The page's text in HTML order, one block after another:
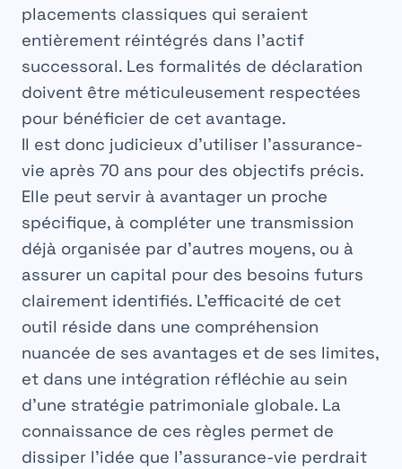
placements classiques qui seraient
entièrement réintégrés dans l’actif
successoral. Les formalités de déclaration
doivent être méticuleusement respectées
pour bénéficier de cet avantage.
Il est donc judicieux d’utiliser l’assurance-
vie après 70 ans pour des objectifs précis.
Elle peut servir à avantager un proche
spécifique, à compléter une transmission
déjà organisée par d’autres moyens, ou à
assurer un capital pour des besoins futurs
clairement identifiés. L’efficacité de cet
outil réside dans une compréhension
nuancée de ses avantages et de ses limites,
et dans une intégration réfléchie au sein
d’une stratégie patrimoniale globale. La
connaissance de ces règles permet de
dissiper l’idée que l’assurance-vie perdrait